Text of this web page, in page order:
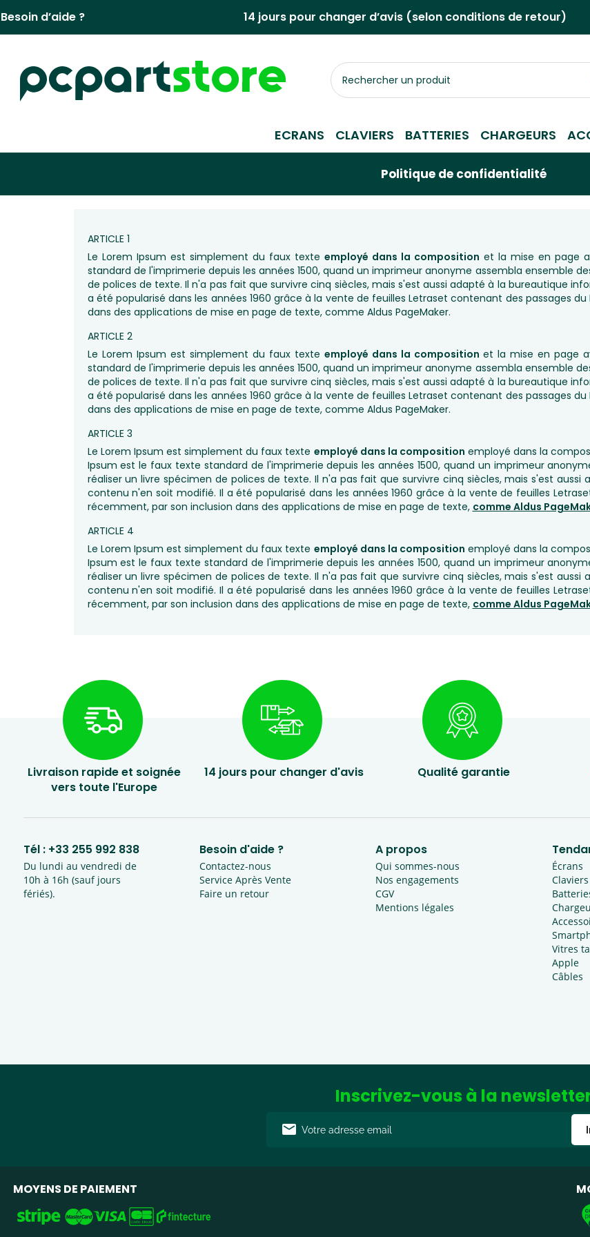
au
contenu
Besoin d’aide ? 14 jours pour changer d’avis (selon conditions de retour)
Rechercher
un
produit
ECRANS CLAVIERS BATTERIES CHARGEURS
Politique de confidentialité
ARTICLE 1
Le Lorem Ipsum est simplement du faux texte employé dans la composition et la mise en page
standard de l'imprimerie depuis les années 1500, quand un imprimeur anonyme assembla ensemble
de polices de texte. Il n'a pas fait que survivre cinq siècles, mais s'est aussi adapté à la bureautique
a été popularisé dans les années 1960 grâce à la vente de feuilles Letraset contenant des passages
dans des applications de mise en page de texte, comme Aldus PageMaker.
ARTICLE 2
Le Lorem Ipsum est simplement du faux texte employé dans la composition et la mise en page
standard de l'imprimerie depuis les années 1500, quand un imprimeur anonyme assembla ensemble
de polices de texte. Il n'a pas fait que survivre cinq siècles, mais s'est aussi adapté à la bureautique
a été popularisé dans les années 1960 grâce à la vente de feuilles Letraset contenant des passages
dans des applications de mise en page de texte, comme Aldus PageMaker.
ARTICLE 3
Le Lorem Ipsum est simplement du faux texte employé dans la composition employé dans la
Ipsum est le faux texte standard de l'imprimerie depuis les années 1500, quand un imprimeur
réaliser un livre spécimen de polices de texte. Il n'a pas fait que survivre cinq siècles, mais s'est
contenu n'en soit modifié. Il a été popularisé dans les années 1960 grâce à la vente de feuilles
récemment, par son inclusion dans des applications de mise en page de texte, comme Aldus
ARTICLE 4
Le Lorem Ipsum est simplement du faux texte employé dans la composition employé dans la
Ipsum est le faux texte standard de l'imprimerie depuis les années 1500, quand un imprimeur
réaliser un livre spécimen de polices de texte. Il n'a pas fait que survivre cinq siècles, mais s'est
contenu n'en soit modifié. Il a été popularisé dans les années 1960 grâce à la vente de feuilles
récemment, par son inclusion dans des applications de mise en page de texte, comme Aldus
Livraison rapide et soignée
vers toute l'Europe
14 jours pour changer d'avis Qualité garantie
Tél : +33 255 992 838
Du lundi au vendredi de
10h à 16h (sauf jours
fériés).
Besoin d'aide ?
Contactez-nous
Service Après Vente
Faire un retour
A propos
Qui sommes-nous
Nos engagements
CGV
Mentions légales
Écrans
Claviers
Vitres
Apple
Câbles
Inscrivez-vous à la
MOYENS DE PAIEMENT